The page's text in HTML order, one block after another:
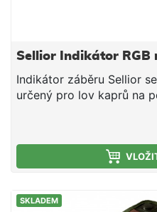
Sellior Indikátor RGB
Indikátor záběru Sellior
určený pro lov kaprů na
zámkem pro uchycení
zesíleném matně
pro správné nastavení
osazen konektorem pro
tak sledování záběrů i v
SKLADEM